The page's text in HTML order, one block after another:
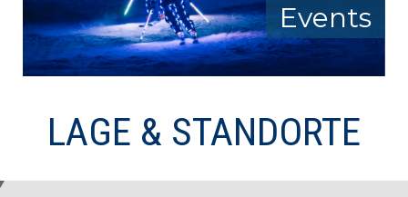
Events
LAGE & STANDORTE